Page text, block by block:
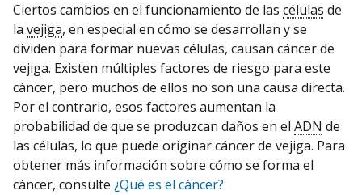
Ciertos cambios en el funcionamiento de las células de
la vejiga, en especial en cómo se desarrollan y se
dividen para formar nuevas células, causan cáncer de
vejiga. Existen múltiples factores de riesgo para este
cáncer, pero muchos de ellos no son una causa directa.
Por el contrario, esos factores aumentan la
probabilidad de que se produzcan daños en el ADN de
las células, lo que puede originar cáncer de vejiga. Para
obtener más información sobre cómo se forma el
cáncer, consulte ¿Qué es el cáncer?